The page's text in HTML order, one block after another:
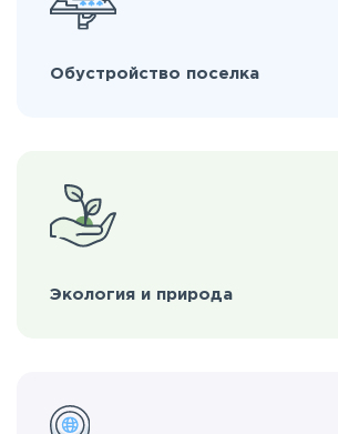
Обустройство поселка
Экология и природа